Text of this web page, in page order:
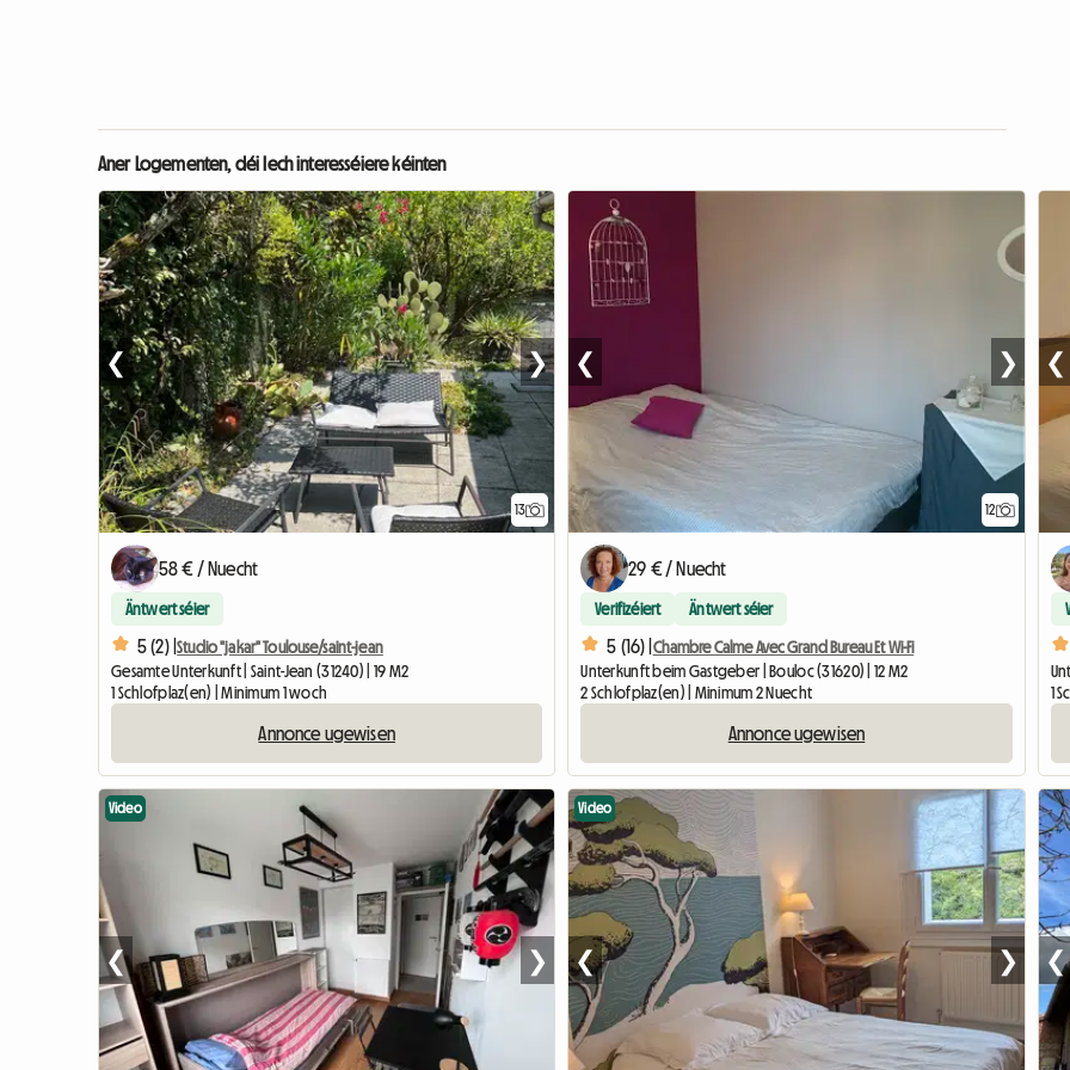
Aner Logementen, déi Iech interesséiere kéinten
13
❮ ❯
58 € / Nuecht
Äntwert séier
5 (2) |Studio "jakar" Toulouse/saint-jean
Gesamte Unterkunft | Saint-Jean (31240) | 19 M2
1 Schlofplaz(en) | Minimum 1 woch
Annonce ugewisen
12
❮ ❯
29 € / Nuecht
Verifizéiert Äntwert séier
5 (16) | Chambre Calme Avec Grand Bureau Et Wi-Fi
Unterkunft beim Gastgeber | Bouloc (31620) | 12 M2
2 Schlofplaz(en) | Minimum 2 Nuecht
Annonce ugewisen
❮
1
Video
❮ ❯
Video
❮ ❯ ❮